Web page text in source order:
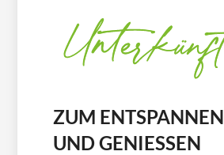
ZUM ENTSPANNEN
UND GENIESSEN